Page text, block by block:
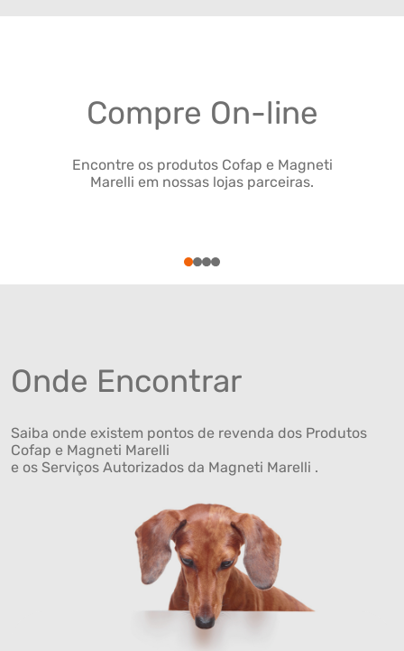
Compre On-line
Encontre os produtos Cofap e Magneti
Marelli em nossas lojas parceiras.
1234
Onde Encontrar
Saiba onde existem pontos de revenda dos Produtos
Cofap e Magneti Marelli
e os Serviços Autorizados da Magneti Marelli .